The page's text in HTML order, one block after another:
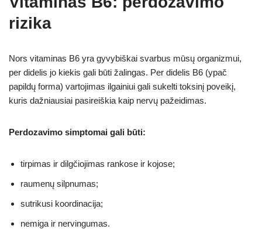
rizika
Nors vitaminas B6 yra gyvybiškai svarbus mūsų organizmui,
per didelis jo kiekis gali būti žalingas. Per didelis B6 (ypač
papildų forma) vartojimas ilgainiui gali sukelti toksinį poveikį,
kuris dažniausiai pasireiškia kaip nervų pažeidimas.
Perdozavimo simptomai gali būti:
tirpimas ir dilgčiojimas rankose ir kojose;
raumenų silpnumas;
sutrikusi koordinacija;
nemiga ir nervingumas.